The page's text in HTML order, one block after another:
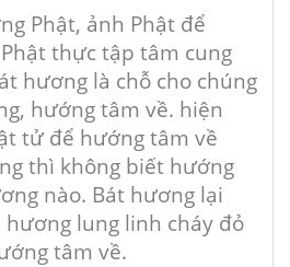
Phật, ảnh Phật để
thực tập tâm cung
hương là chỗ cho chúng
hướng tâm về. hiện
tử để hướng tâm về
thì không biết hướng
nào. Bát hương lại
hương lung linh cháy đỏ
tâm về.